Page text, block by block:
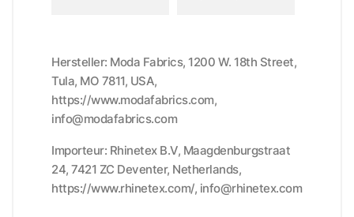
Hersteller: Moda Fabrics, 1200 W. 18th Street,
Tula, MO 7811, USA,
https://www.modafabrics.com,
info@modafabrics.com
Importeur: Rhinetex B.V, Maagdenburgstraat
24, 7421 ZC Deventer, Netherlands,
https://www.rhinetex.com/, info@rhinetex.com